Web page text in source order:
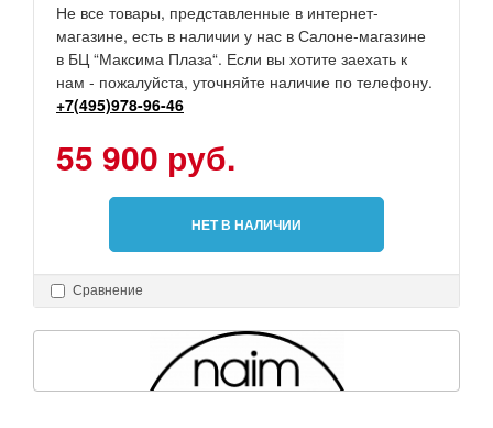
Не все товары, представленные в интернет-
магазине, есть в наличии у нас в Салоне-магазине
в БЦ “Максима Плаза“. Если вы хотите заехать к
нам - пожалуйста, уточняйте наличие по телефону.
+7(495)978-96-46
55 900 руб.
НЕТ В НАЛИЧИИ
Сравнение